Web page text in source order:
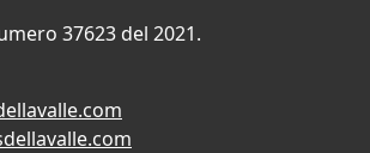
37623 del 2021.